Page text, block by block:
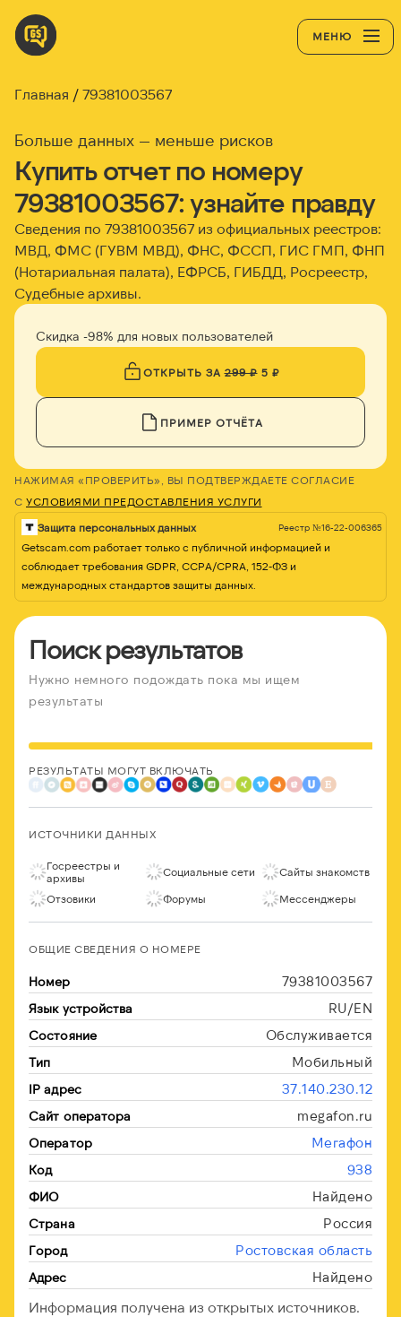
МЕНЮ
Главная 79381003567
Больше данных — меньше рисков
Купить отчет по номеру
79381003567: узнайте правду
Сведения по 79381003567 из официальных реестров:
МВД, ФМС (ГУВМ МВД), ФНС, ФССП, ГИС ГМП, ФНП
(Нотариальная палата), ЕФРСБ, ГИБДД, Росреестр,
Судебные архивы.
Скидка -98% для новых пользователей
ОТКРЫТЬ ЗА299 ₽5 ₽
ПРИМЕР ОТЧЁТА
НАЖИМАЯ «ПРОВЕРИТЬ», ВЫ ПОДТВЕРЖДАЕТЕ СОГЛАСИЕ
С УСЛОВИЯМИ ПРЕДОСТАВЛЕНИЯ УСЛУГИ
Защита персональных данных Реестр №16-22-006365
Getscam.com работает только с публичной информацией и
соблюдает требования GDPR, CCPA/CPRA, 152-ФЗ и
международных стандартов защиты данных.
Поиск результатов
Нужно немного подождать пока мы ищем
результаты
РЕЗУЛЬТАТЫ МОГУТ ВКЛЮЧАТЬ
ИСТОЧНИКИ ДАННЫХ
Госреестры и
архивы
Социальные сети Сайты знакомств
Отзовики Форумы Мессенджеры
ОБЩИЕ СВЕДЕНИЯ О НОМЕРЕ
Номер 79381003567
Язык устройства RU/EN
Состояние Обслуживается
Тип Мобильный
IP адрес 37.140.230.12
Сайт оператора megafon.ru
Оператор Мегафон
Код 938
ФИО Найдено
Страна Россия
Город Ростовская область
Адрес Найдено
Информация получена из открытых источников.